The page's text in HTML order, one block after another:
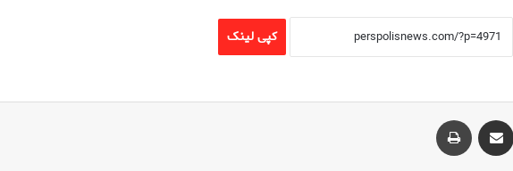
کپی لینک
لینکدین اشتراک گذاری از طریق ایمیل